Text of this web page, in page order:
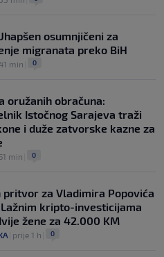
osumnjičeni za
migranata preko BiH
min 0
oružanih obračuna:
Istočnog Sarajeva traži
i duže zatvorske kazne za
min 0
pritvor za Vladimira Popovića
kripto-investicijama
žene za 42.000 KM
prije 1 h 0